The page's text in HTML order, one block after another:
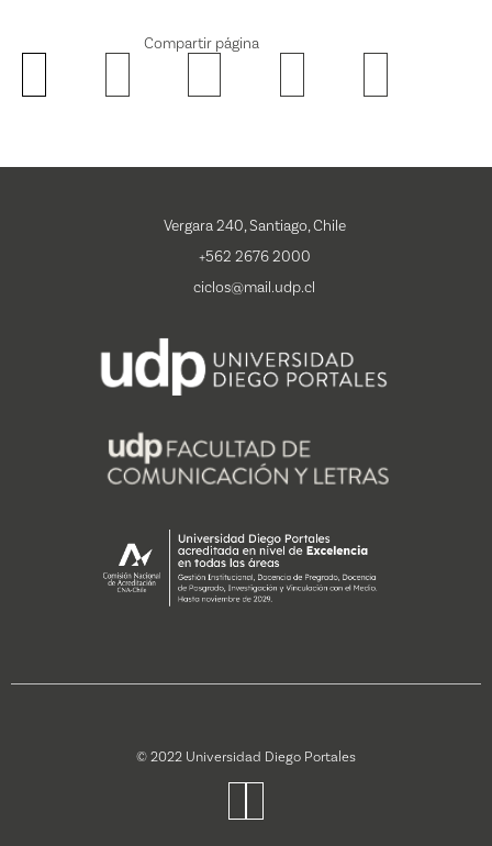
Compartir página
Vergara 240, Santiago, Chile
+562 2676 2000
ciclos@mail.udp.cl
© 2022 Universidad Diego Portales